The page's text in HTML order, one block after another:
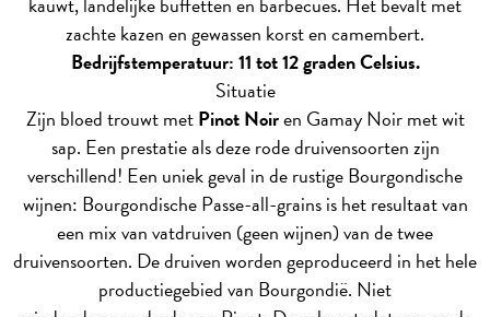
zachte kazen en gewassen korst en camembert.
Bedrijfstemperatuur: 11 tot 12 graden Celsius.
Situatie
Zijn bloed trouwt metPinot Noiren Gamay Noir met wit
sap. Een prestatie als deze rode druivensoorten zijn
verschillend! Een uniek geval in de rustige Bourgondische
wijnen: Bourgondische Passe-all-grains is het resultaat van
een mix van vatdruiven (geen wijnen) van de twee
druivensoorten. De druiven worden geproduceerd in het hele
productiegebied van Bourgondië. Niet